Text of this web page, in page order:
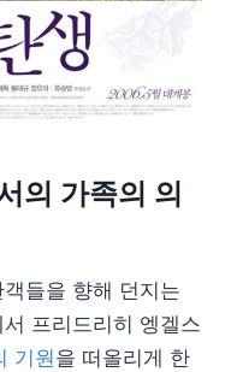
의 가족의 의
들을 향해 던지는
프리드리히 엥겔스
기원 을 떠올리게 한